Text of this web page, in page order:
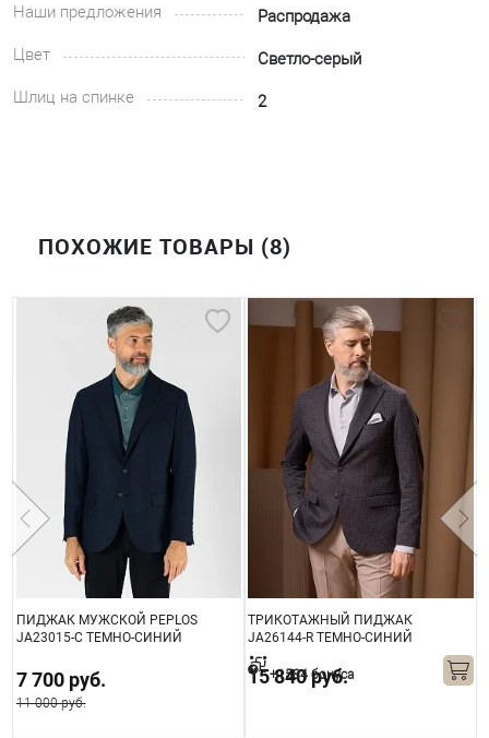
Наши предложения
Распродажа
Цвет
Светло-серый
Шлиц на спинке
2
ПОХОЖИЕ ТОВАРЫ (8)
ПИДЖАК МУЖСКОЙ PEPLOS
JA23015-С ТЕМНО-СИНИЙ
7 700 руб.
11 000 руб.
ТРИКОТАЖНЫЙ ПИДЖАК
JA26144-R ТЕМНО-СИНИЙ
15 840 руб.
+1584 бонуса